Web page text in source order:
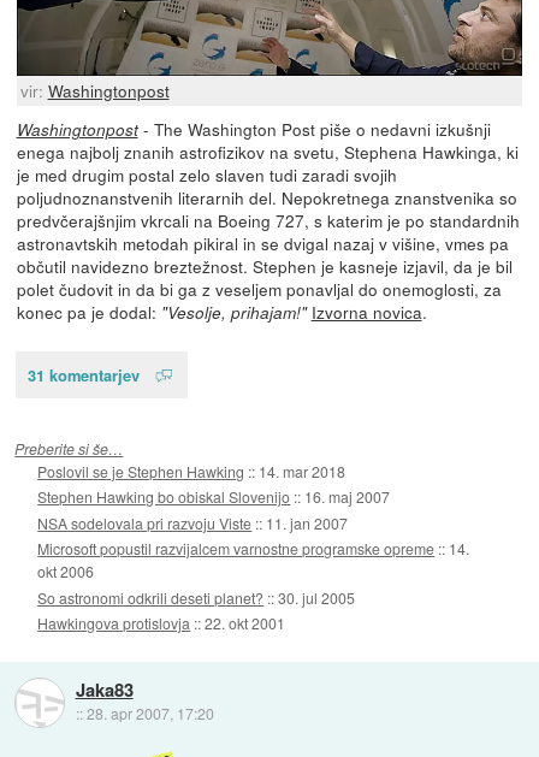
vir: Washingtonpost
Washingtonpost- The Washington Post piše o nedavni izkušnji
enega najbolj znanih astrofizikov na svetu, Stephena Hawkinga, ki
je med drugim postal zelo slaven tudi zaradi svojih
poljudnoznanstvenih literarnih del. Nepokretnega znanstvenika so
predvčerajšnjim vkrcali na Boeing 727, s katerim je po standardnih
astronavtskih metodah pikiral in se dvigal nazaj v višine, vmes pa
občutil navidezno breztežnost. Stephen je kasneje izjavil, da je bil
polet čudovit in da bi ga z veseljem ponavljal do onemoglosti, za
konec pa je dodal: "Vesolje, prihajam!" Izvorna novica.
31 komentarjev
Preberite si še…
Poslovil se je Stephen Hawking :: 14. mar 2018
Stephen Hawking bo obiskal Slovenijo :: 16. maj 2007
NSA sodelovala pri razvoju Viste :: 11. jan 2007
Microsoft popustil razvijalcem varnostne programske opreme :: 14.
okt 2006
So astronomi odkrili deseti planet? ::30. jul 2005
Hawkingova protislovja ::22. okt 2001
Jaka83
::28. apr 2007, 17:20